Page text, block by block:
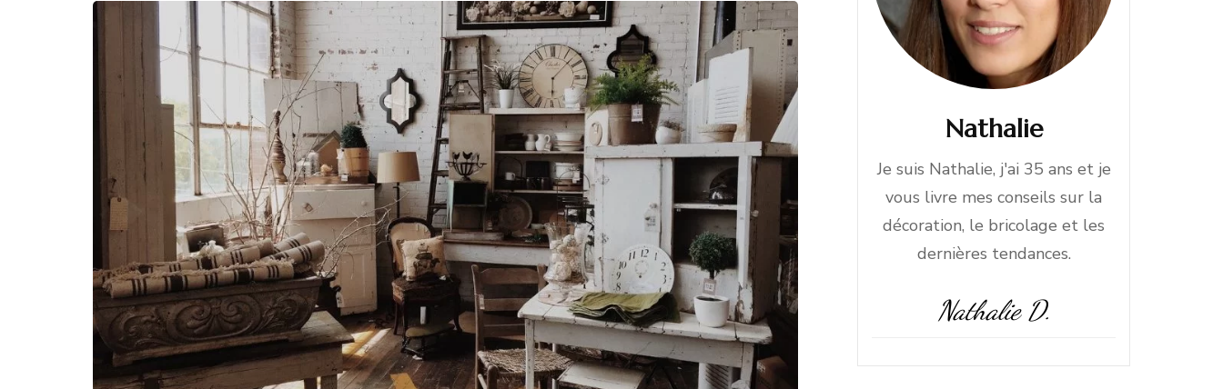
Nathalie
Je suis Nathalie, j'ai 35 ans et je
vous livre mes conseils sur la
décoration, le bricolage et les
dernières tendances.
Nathalie D.